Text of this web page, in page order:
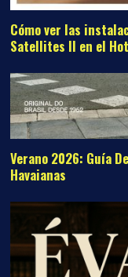
Cómo ver las
Satellites II en el
Verano 2026: Guía
Havaianas